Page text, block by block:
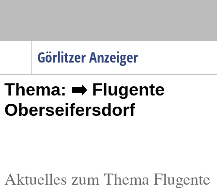
Görlitzer Anzeiger
Menüpunkte
Startseite
Gesellschaft
Gesundheit
Thema: ➡️ Flugente
Oberseifersdorf
Aktuelles zum Thema Flugente